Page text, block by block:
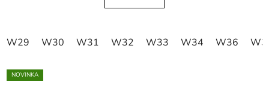
W29 W30 W31 W32 W33 W34 W36
NOVINKA